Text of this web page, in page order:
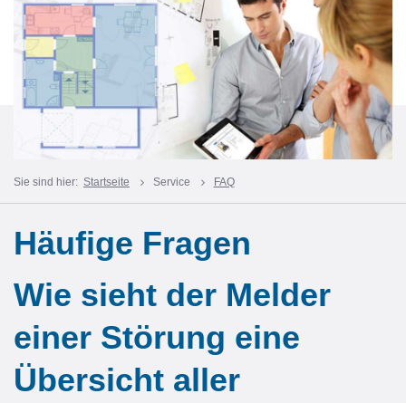
Sie sind hier: Startseite Service FAQ
Häufige Fragen
Wie sieht der Melder
einer Störung eine
Übersicht aller